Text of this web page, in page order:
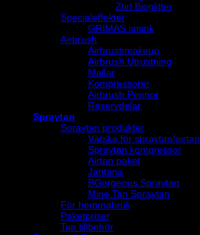
Ztirl Bioglitter
Specialeffekter
GRIMAS smink
Airbrush
Airbrushmakeup
Airbrush Utrustning
Mallar
Kompressorer
Airbrush Pennor
Reservdelar
Spraytan
Spraytan produkter
Vätska för spraytan/airtan
Spraytan kompressor
Airtan paket
Jantana
BGorgeous Spraytan
Mine Tan Spraytan
För hemmabruk
Paketpriser
Tan tillbehör